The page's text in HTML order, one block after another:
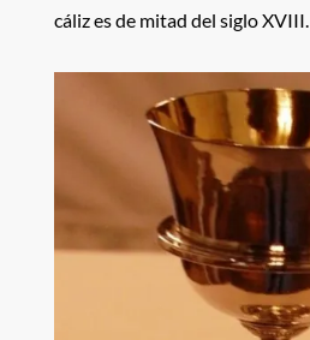
cáliz es de mitad del siglo XVIII.